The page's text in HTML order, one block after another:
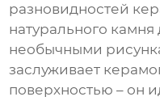
разновидностей
натурального
необычными
заслуживает
поверхностью – он